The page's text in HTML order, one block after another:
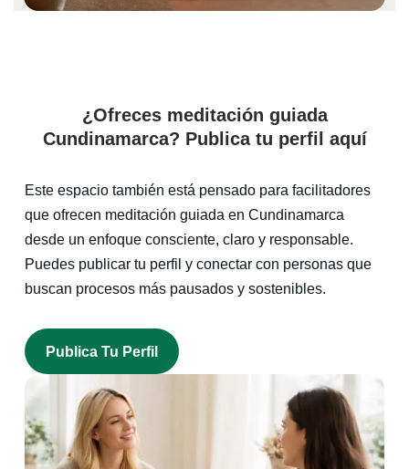
¿Ofreces meditación guiada
Cundinamarca? Publica tu perfil aquí
Este espacio también está pensado para facilitadores
que ofrecen meditación guiada en Cundinamarca
desde un enfoque consciente, claro y responsable.
Puedes publicar tu perfil y conectar con personas que
buscan procesos más pausados y sostenibles.
Publica Tu Perfil